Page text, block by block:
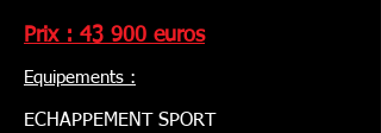
Prix : 43 900 euros
Equipements :
ECHAPPEMENT SPORT